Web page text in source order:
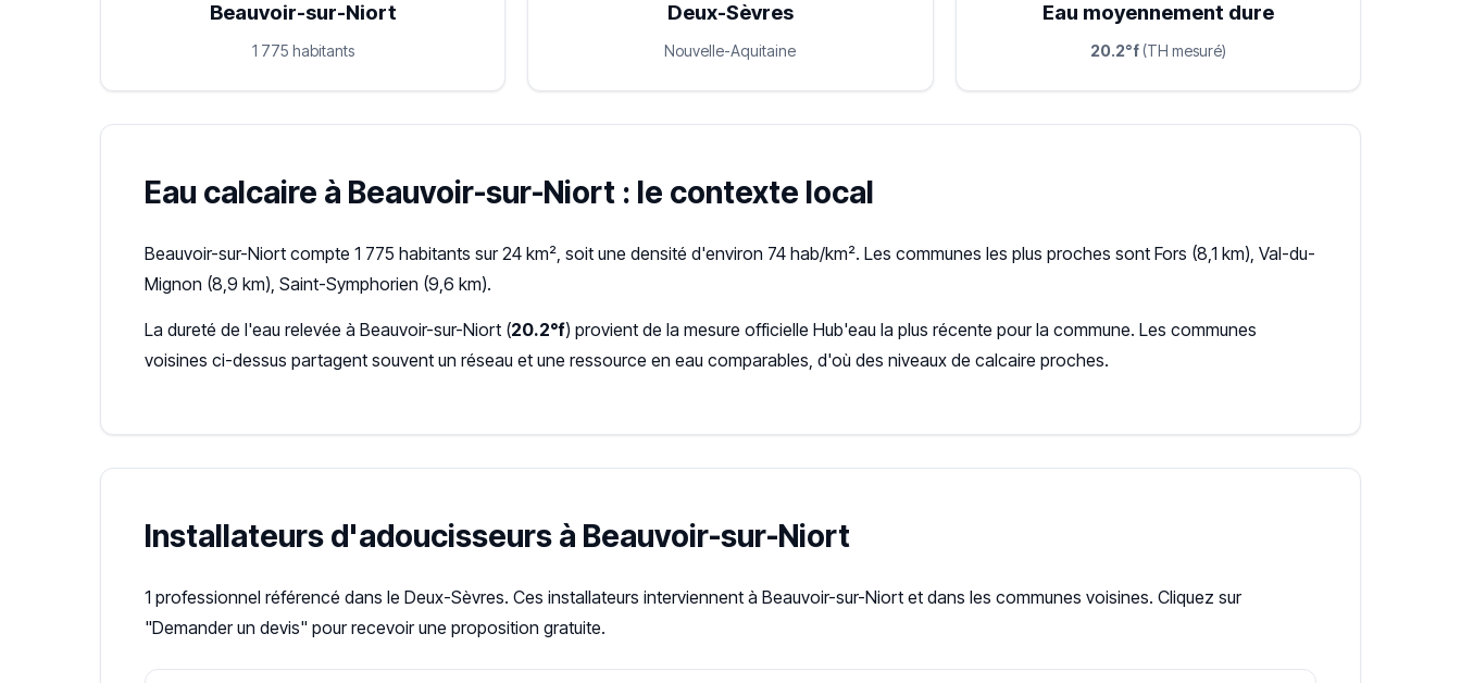
Beauvoir-sur-Niort
1 775 habitants
Deux-Sèvres
Nouvelle-Aquitaine
Eau moyennement dure
20.2°f(TH mesuré)
Eau calcaire à Beauvoir-sur-Niort : le contexte local
Beauvoir-sur-Niort compte 1 775 habitants sur 24 km², soit une densité d'environ 74 hab/km². Les communes les plus proches sont Fors (8,1 km), Val-du-
Mignon (8,9 km), Saint-Symphorien (9,6 km).
La dureté de l'eau relevée à Beauvoir-sur-Niort (20.2°f) provient de la mesure officielle Hub'eau la plus récente pour la commune. Les communes
voisines ci-dessus partagent souvent un réseau et une ressource en eau comparables, d'où des niveaux de calcaire proches.
Installateurs d'adoucisseurs à Beauvoir-sur-Niort
1 professionnel référencé dans le Deux-Sèvres. Ces installateurs interviennent à Beauvoir-sur-Niort et dans les communes voisines. Cliquez sur
"Demander un devis" pour recevoir une proposition gratuite.